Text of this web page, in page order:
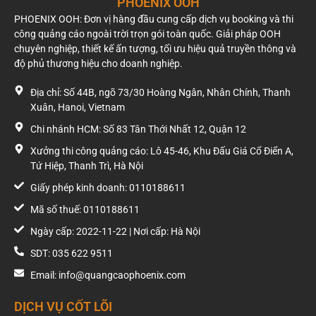
máy tại Cần Thơ
PHOENIX OOH: Đơn vị hàng đầu cung cấp dịch vụ booking và thi
công quảng cáo ngoài trời trọn gói toàn quốc. Giải pháp OOH
chuyên nghiệp, thiết kế ấn tượng, tối ưu hiệu quả truyền thông và
độ phủ thương hiệu cho doanh nghiệp.
Địa chỉ: Số 44B, ngõ 73/30 Hoàng Ngân, Nhân Chính, Thanh
Xuân, Hanoi, Vietnam
Chi nhánh HCM: Số 83 Tân Thới Nhất 12, Quận 12
Xưởng thi công quảng cáo: Lô 45-46, Khu Đấu Giá Cổ Điển A,
Tứ Hiệp, Thanh Trì, Hà Nội
Giấy phép kinh doanh: 0110188611
Mã số thuế: 0110188611
Ngày cấp: 2022-11-22 | Nơi cấp: Hà Nội
SDT: 035 622 9511
Email: info@quangcaophoenix.com
DỊCH VỤ CỐT LÕI